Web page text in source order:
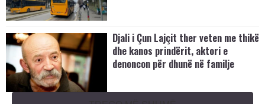
Djali i Çun Lajçit ther veten me thikë
dhe kanos prindërit, aktori e
denoncon për dhunë në familje